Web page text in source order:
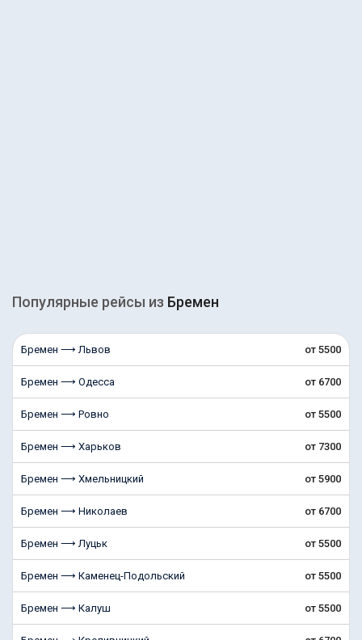
Популярные рейсы из Бремен
Бремен ⟶ Львов от 5500
Бремен ⟶ Одесса от 6700
Бремен ⟶ Ровно от 5500
Бремен ⟶ Харьков от 7300
Бремен ⟶ Хмельницкий от 5900
Бремен ⟶ Николаев от 6700
Бремен ⟶ Луцьк от 5500
Бремен ⟶ Каменец-Подольский от 5500
Бремен ⟶ Калуш от 5500